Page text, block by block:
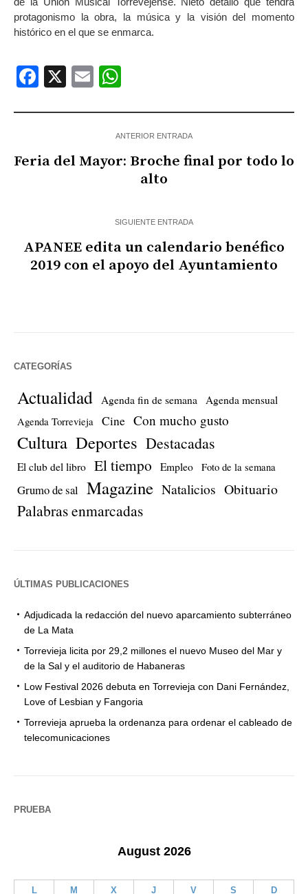
protagonismo la obra, la música y la visión del momento
histórico en el que se enmarca.
Facebook
X Email
ANTERIOR ENTRADA
Feria del Mayor: Broche final por todo lo
alto
SIGUIENTE ENTRADA
APANEE edita un calendario benéfico
2019 con el apoyo del Ayuntamiento
CATEGORÍAS
Actualidad Agenda fin de semana Agenda mensual
Agenda Torrevieja Cine Con mucho gusto
Cultura Deportes Destacadas
El club del libro El tiempo Empleo Foto de la semana
Grumo de sal Magazine Natalicios Obituario
Palabras enmarcadas
ÚLTIMAS PUBLICACIONES
Adjudicada la redacción del nuevo aparcamiento subterráneo
de La Mata
Torrevieja licita por 29,2 millones el nuevo Museo del Mar y
de la Sal y el auditorio de Habaneras
Low Festival 2026 debuta en Torrevieja con Dani Fernández,
Love of Lesbian y Fangoria
Torrevieja aprueba la ordenanza para ordenar el cableado de
telecomunicaciones
PRUEBA
August 2026
L M X J V S D